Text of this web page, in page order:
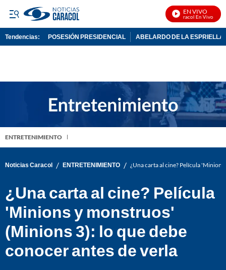
EN VIVO
Noticias Caracol En Vivo
Tendencias: POSESIÓN PRESIDENCIAL ABELARDO DE LA ESPRIELLA
ENTRETENIMIENTO
Noticias Caracol / ENTRETENIMIENTO / ¿Una carta al cine? Película
¿Una carta al cine? Película
'Minions y monstruos'
(Minions 3): lo que debe
conocer antes de verla